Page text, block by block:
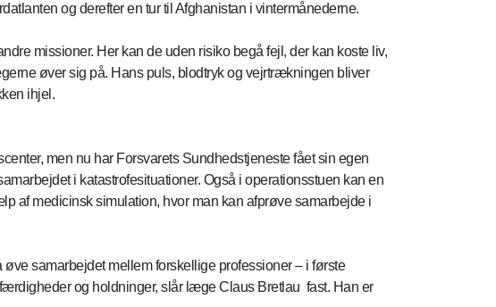
og derefter en tur til Afghanistan i vintermånederne.
missioner. Her kan de uden risiko begå fejl, der kan koste liv,
øver sig på. Hans puls, blodtryk og vejrtrækningen bliver
ihjel.
men nu har Forsvarets Sundhedstjeneste fået sin egen
i katastrofesituationer. Også i operationsstuen kan en
af medicinsk simulation, hvor man kan afprøve samarbejde i
samarbejdet mellem forskellige professioner – i første
og holdninger, slår læge Claus Bretlau fast. Han er